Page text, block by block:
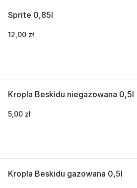
Sprite 0,85l
12,00 zł
Kropla Beskidu niegazowana 0,5l
5,00 zł
Kropla Beskidu gazowana 0,5l